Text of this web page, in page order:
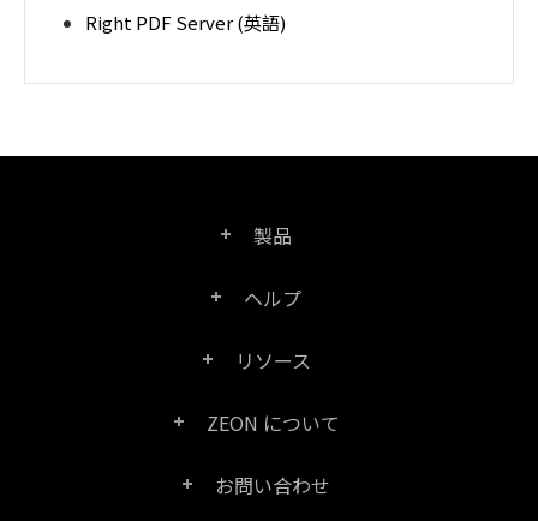
Right PDF Server (英語)
製品
Right PDF Pro
ヘルプ
FAQ
リソース
製品/ライセンスの比較
ZEON について
会社概要
お問い合わせ